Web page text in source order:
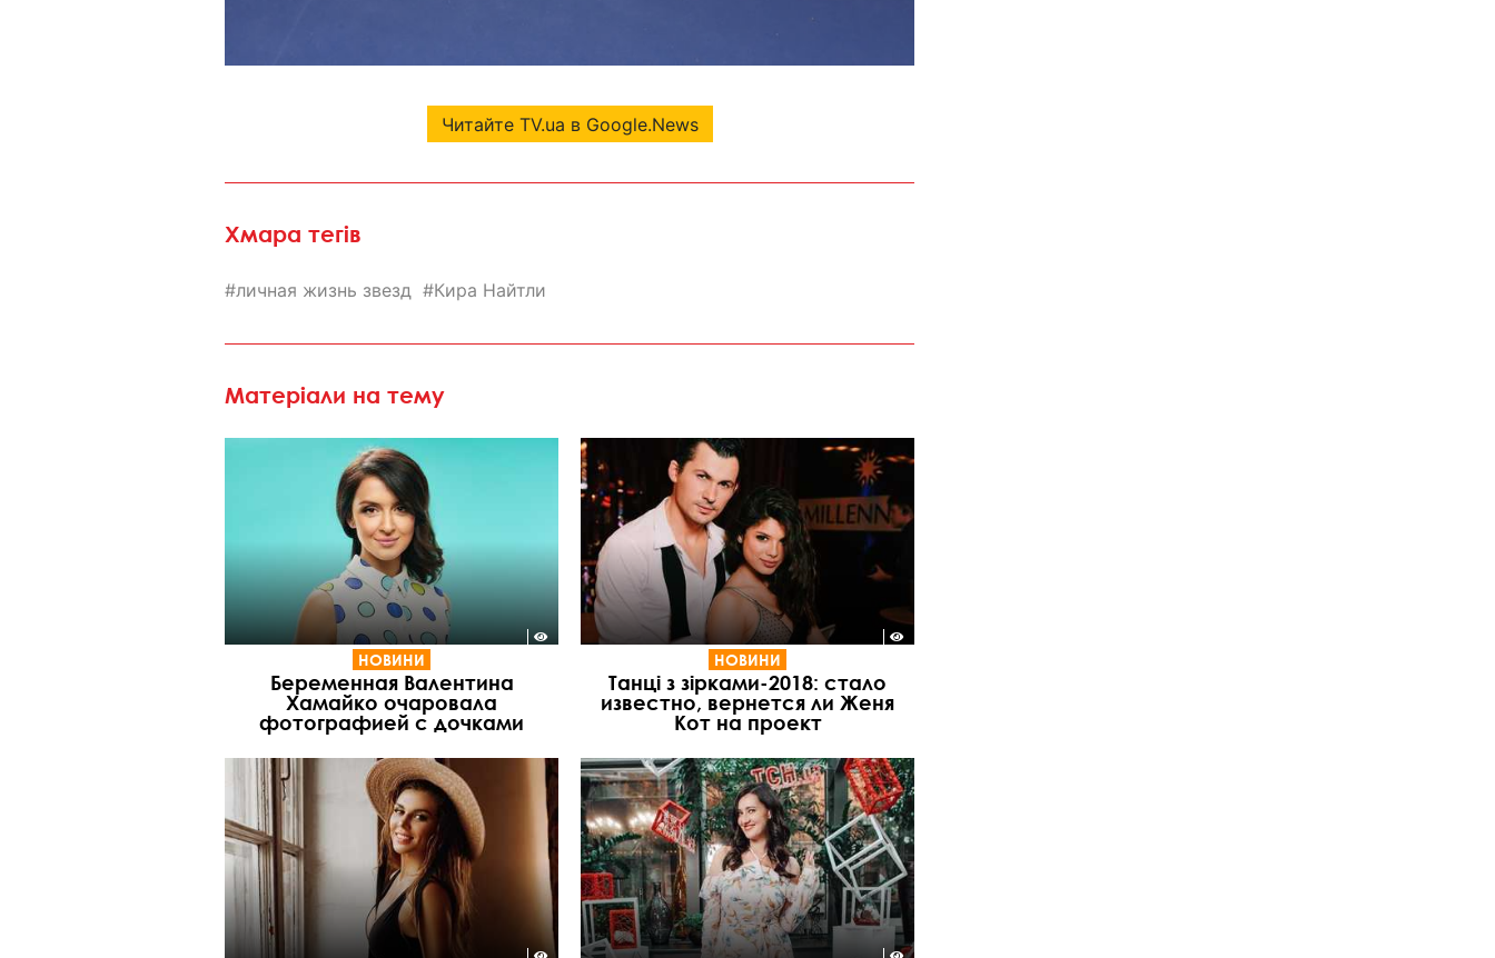
Читайте TV.ua в Google.News
Хмара тегів
личная жизнь звезд Кира Найтли
Матеріали на тему
НОВИНИ
Беременная Валентина
Хамайко очаровала
фотографией с дочками
НОВИНИ
Танці з зірками-2018: стало
известно, вернется ли Женя
Кот на проект